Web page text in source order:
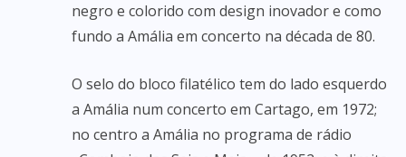
negro e colorido com design inovador e como
fundo a Amália em concerto na década de 80.
O selo do bloco filatélico tem do lado esquerdo
a Amália num concerto em Cartago, em 1972;
no centro a Amália no programa de rádio